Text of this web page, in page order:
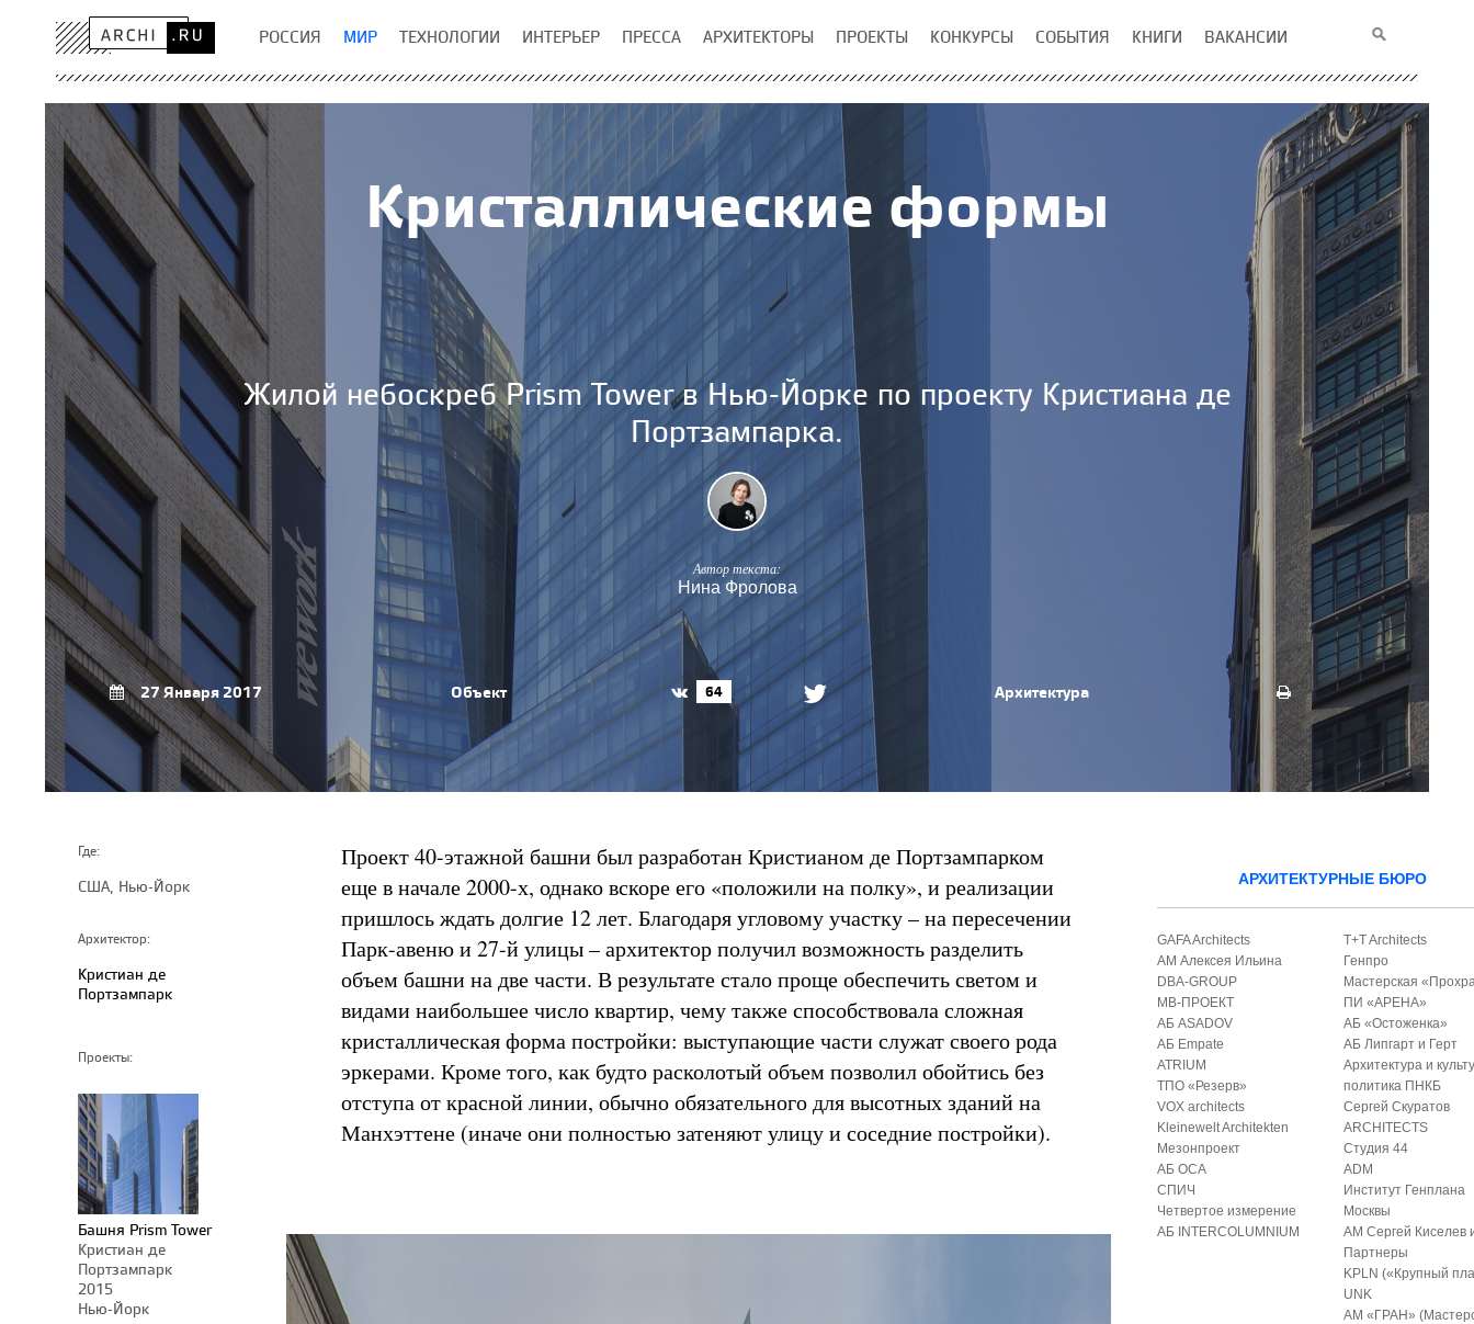
РОССИЯ МИР ТЕХНОЛОГИИ ИНТЕРЬЕР ПРЕССА АРХИТЕКТОРЫ ПРОЕКТЫ КОНКУРСЫ СОБЫТИЯ КНИГИ ВАКАНСИИ
Кристаллические формы
Жилой небоскреб Prism Tower в Нью-Йорке по проекту Кристиана де
Портзампарка.
Автор текста:
Нина Фролова
27 Января 2017 Объект 64 Архитектура
Где:
США, Нью-Йорк
Архитектор:
Кристиан де
Портзампарк
Проекты:
Башня Prism Tower
Кристиан де
Портзампарк
2015
Нью-Йорк
Проект 40-этажной башни был разработан Кристианом де Портзампарком
еще в начале 2000-х, однако вскоре его «положили на полку», и реализации
пришлось ждать долгие 12 лет. Благодаря угловому участку – на пересечении
Парк-авеню и 27-й улицы – архитектор получил возможность разделить
объем башни на две части. В результате стало проще обеспечить светом и
видами наибольшее число квартир, чему также способствовала сложная
кристаллическая форма постройки: выступающие части служат своего рода
эркерами. Кроме того, как будто расколотый объем позволил обойтись без
отступа от красной линии, обычно обязательного для высотных зданий на
Манхэттене (иначе они полностью затеняют улицу и соседние постройки).
АРХИТЕКТУРНЫЕ БЮРО
GAFA Architects
АМ Алексея Ильина
DBA-GROUP
МВ-ПРОЕКТ
АБ ASADOV
АБ Empate
ATRIUM
ТПО «Резерв»
VOX architects
Kleinewelt Architekten
Мезонпроект
АБ ОСА
СПИЧ
Четвертое измерение
АБ INTERCOLUMNIUM
T+T Architects
Генпро
Мастерская
ПИ «АРЕНА»
АБ «Остоженка»
АБ Липгарт и Герт
Архитектура и
политика ПНКБ
Сергей Скуратов
ARCHITECTS
Студия 44
ADM
Институт Генплана
Москвы
АМ Сергей Киселев
Партнеры
KPLN («Крупный
UNK
АМ «ГРАН»